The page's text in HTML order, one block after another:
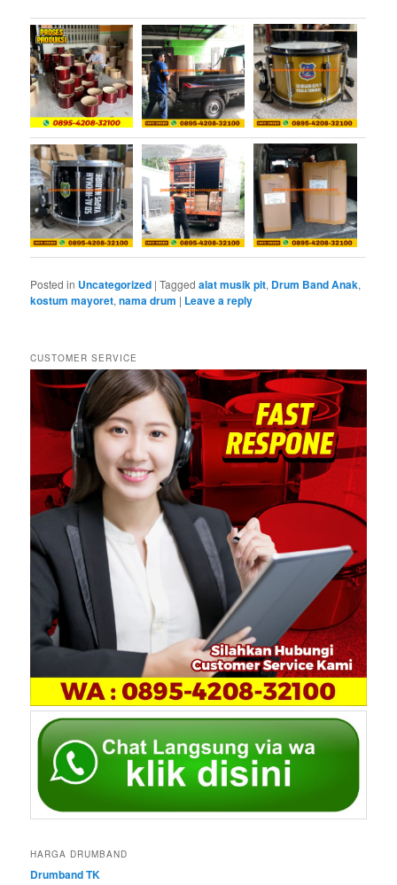
Posted in Uncategorized |Tagged alat musik pit, Drum Band Anak,
kostum mayoret,nama drum | Leave a reply
CUSTOMER SERVICE
HARGA DRUMBAND
Drumband TK